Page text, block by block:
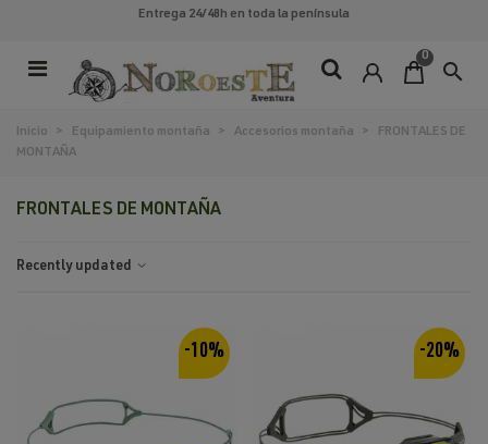
Entrega 24/48h en toda la península
0
search
Inicio > Equipamiento montaña > Accesorios montaña >
FRONTALES DE
MONTAÑA
FRONTALES DE MONTAÑA
Recently updated
-10% -20%